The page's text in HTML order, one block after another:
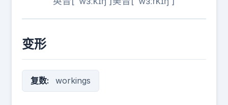
变形
复数: workings